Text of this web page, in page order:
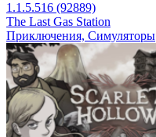
1.1.5.516 (92889)
The Last Gas Station
Приключения, Симуляторы